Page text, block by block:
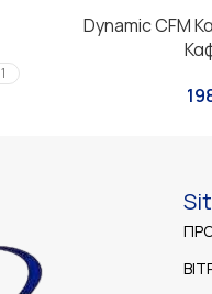
1
Dynamic CFM